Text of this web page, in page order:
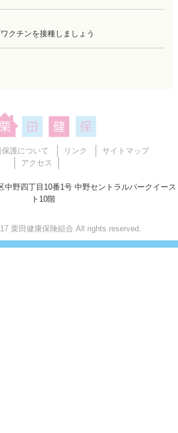
クチンを接種しましょう
護について リンク
サイトマップ
アクセス
野四丁目10番1号 中野セントラルパークイース
ト10階
栗田健康保険組合 All rights reserved.